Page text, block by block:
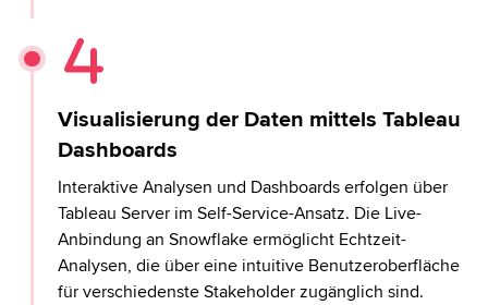
Visualisierung der Daten mittels Tableau
Dashboards
Interaktive Analysen und Dashboards erfolgen über
Tableau Server im Self-Service-Ansatz. Die Live-
Anbindung an Snowflake ermöglicht Echtzeit-
Analysen, die über eine intuitive Benutzeroberfläche
für verschiedenste Stakeholder zugänglich sind.